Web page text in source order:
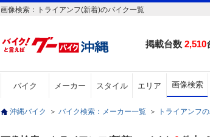
画像検索：トライアンフ(新着)のバイク一覧
掲載台数 2,510
バイク メーカー スタイル エリア 画像検索
沖縄バイク ＞ バイク検索：メーカー一覧 ＞ トライアンフ